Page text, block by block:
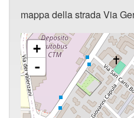
mappa della strada Via
+
-